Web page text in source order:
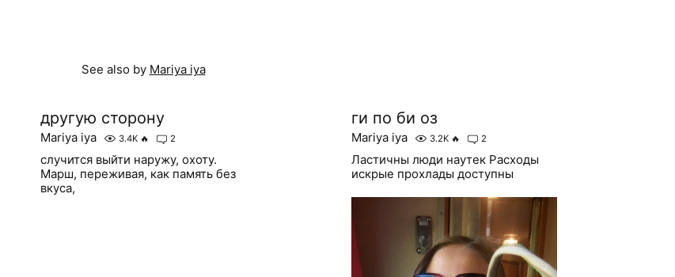
See also by Mariya iya
другую сторону
Mariya iya 3.4K 🔥 2
случится выйти наружу, охоту.
Марш, переживая, как память без
вкуса,
ги по би оз
Mariya iya 3.2K 🔥 2
Ластичны люди наутек Расходы
искрые прохлады доступны